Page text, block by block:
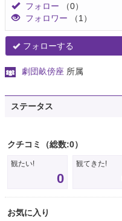
フォロー
（0）
フォロワー
（1）
フォローする
劇団畝傍座 所属
ステータス
クチコミ （総数:0）
観たい!
0
観てきた!
お気に入り